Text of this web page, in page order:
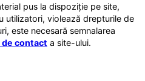
pus la dispoziție pe site,
utilizatori, violează drepturile de
este necesară semnalarea
de contact a site-ului.